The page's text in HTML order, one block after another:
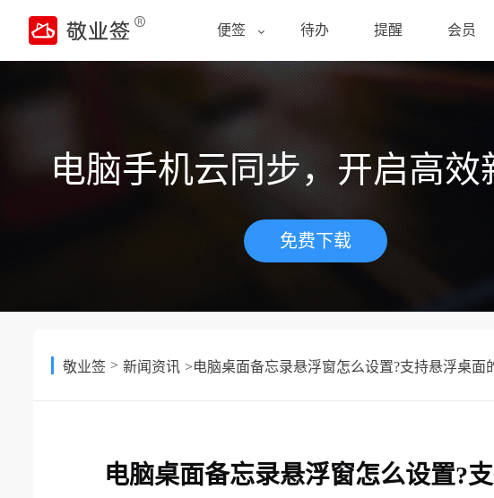
便签 待办 提醒 会员
电脑手机云同步，开启高效
免费下载
敬业签 > 新闻资讯 >电脑桌面备忘录悬浮窗怎么设置?支持悬浮桌面
电脑桌面备忘录悬浮窗怎么设置?